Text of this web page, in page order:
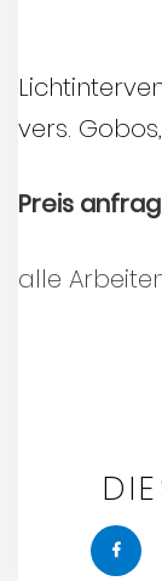
vers.
Preis
alle